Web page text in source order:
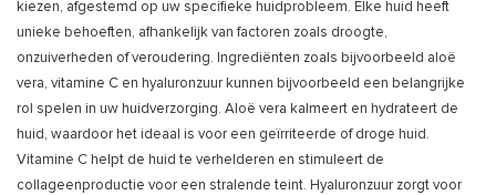
kiezen, afgestemd op uw specifieke huidprobleem. Elke huid heeft
unieke behoeften, afhankelijk van factoren zoals droogte,
onzuiverheden of veroudering. Ingrediënten zoals bijvoorbeeld aloë
vera, vitamine C en hyaluronzuur kunnen bijvoorbeeld een belangrijke
rol spelen in uw huidverzorging. Aloë vera kalmeert en hydrateert de
huid, waardoor het ideaal is voor een geïrriteerde of droge huid.
Vitamine C helpt de huid te verhelderen en stimuleert de
collageenproductie voor een stralende teint. Hyaluronzuur zorgt voor